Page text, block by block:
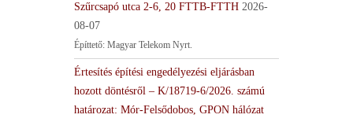
Szűrcsapó utca 2-6, 20 FTTB-FTTH 2026-
08-07
Építtető: Magyar Telekom Nyrt.
Értesítés építési engedélyezési eljárásban
hozott döntésről – K/18719-6/2026. számú
határozat: Mór-Felsődobos, GPON hálózat